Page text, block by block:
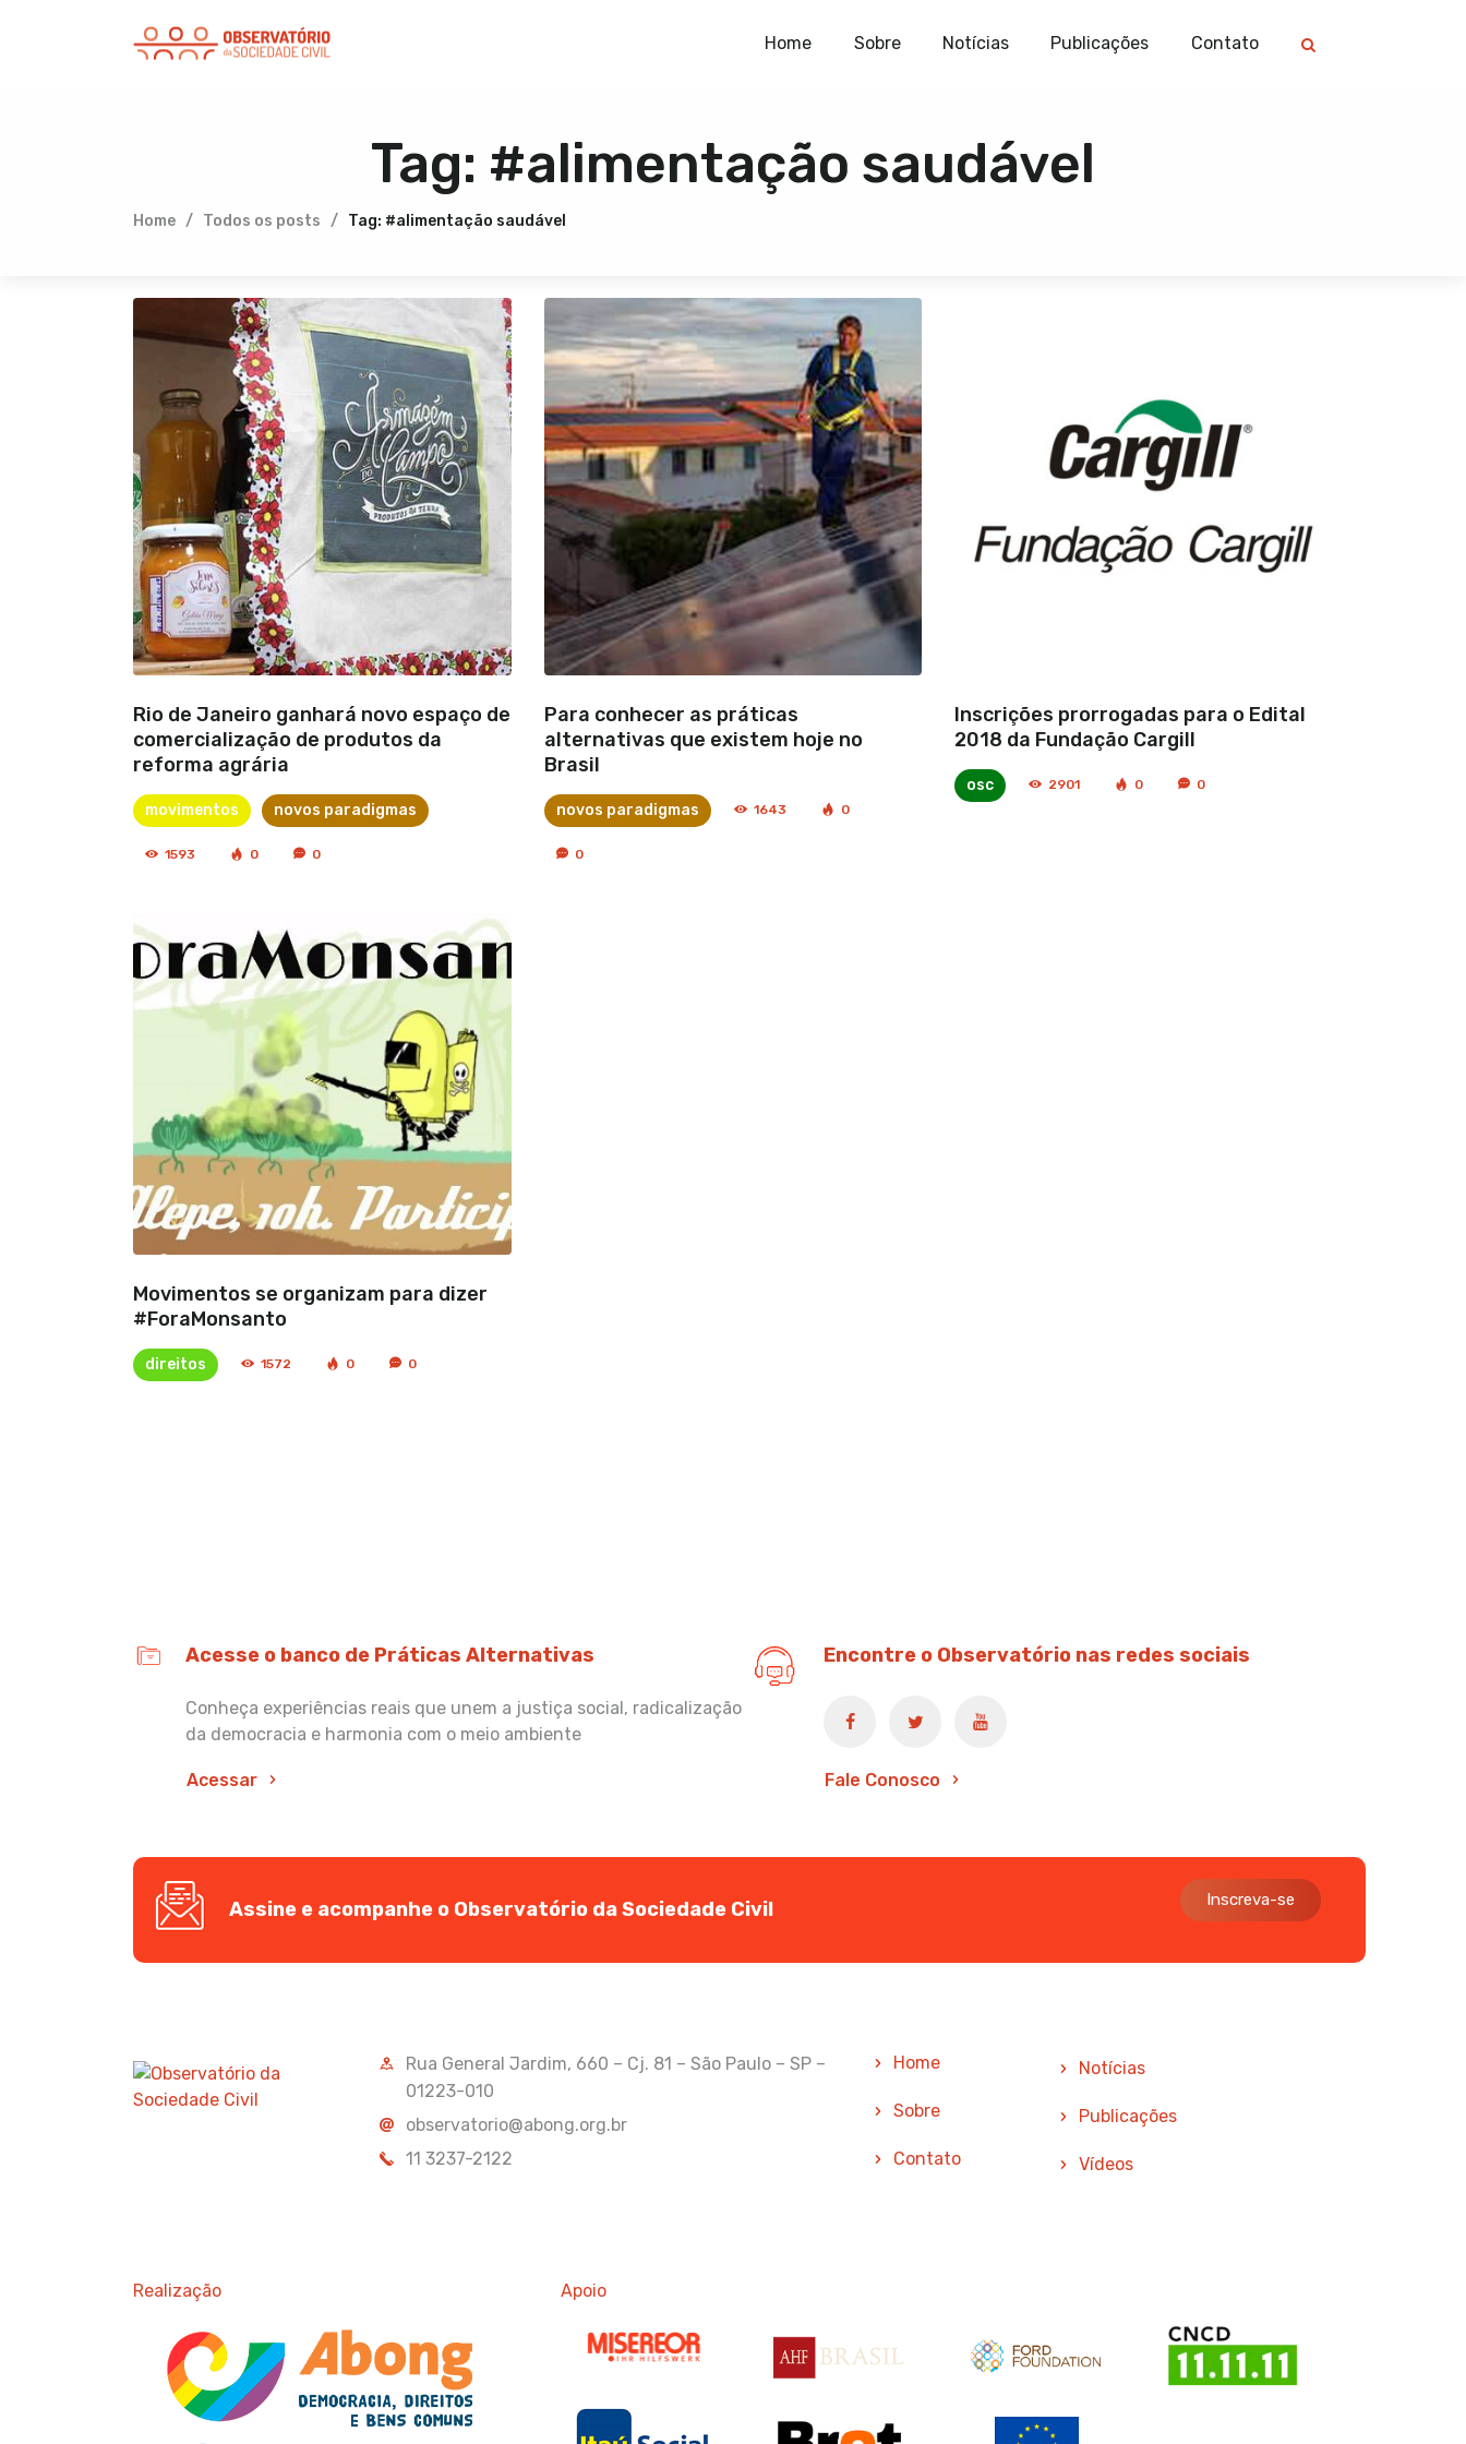
Home Sobre Notícias Publicações Contato
Tag: #alimentação saudável
Home Todos os posts Tag: #alimentação saudável
Notícias
Publicações
Rio de Janeiro ganhará novo espaço de
comercialização de produtos da
reforma agrária
movimentos novos paradigmas
1593 0 0
Para conhecer as práticas
alternativas que existem hoje no
Brasil
novos paradigmas 1643 0
0
Inscrições prorrogadas para o Edital
2018 da Fundação Cargill
osc 2901 0 0
Movimentos se organizam para dizer
#ForaMonsanto
direitos 1572 0 0
Acesse o banco de Práticas Alternativas
Conheça experiências reais que unem a justiça social, radicalização
da democracia e harmonia com o meio ambiente
Acessar
Encontre o Observatório nas redes sociais
Fale Conosco
Assine e acompanhe o Observatório da Sociedade Civil Inscreva-se
Rua General Jardim, 660 – Cj. 81 – São Paulo – SP –
01223-010
observatorio@abong.org.br
11 3237-2122
Home
Sobre
Contato
Notícias
Publicações
Vídeos
Realização Apoio